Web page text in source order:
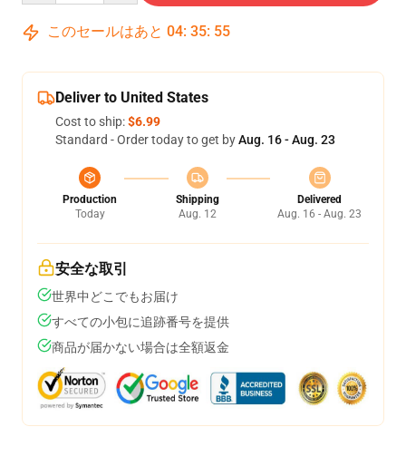
このセールはあと 04: 35: 54
Deliver to United States
Cost to ship:$6.99
Standard - Order today to get byAug. 16 - Aug. 23
Production
Today
Shipping
Aug. 12
Delivered
Aug. 16 - Aug. 23
安全な取引
世界中どこでもお届け
すべての小包に追跡番号を提供
商品が届かない場合は全額返金